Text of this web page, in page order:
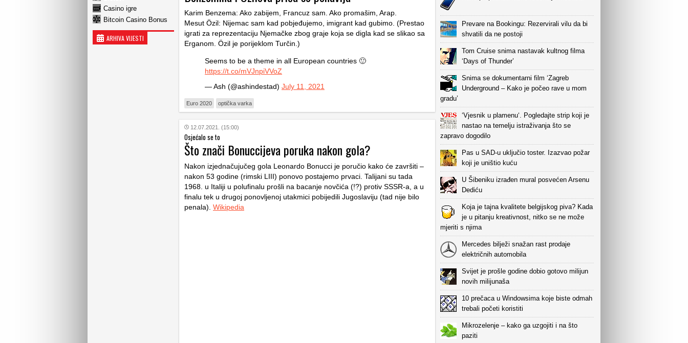
Casino igre
Bitcoin Casino Bonus
ARHIVA VIJESTI
Karim Benzema: Ako zabijem, Francuz sam. Ako promašim, Arap.
Mesut Özil: Nijemac sam kad pobjeđujemo, imigrant kad gubimo. (Prestao
igrati za reprezentaciju Njemačke zbog graje koja se digla kad se slikao sa
Erganom. Özil je porijeklom Turčin.)
Seems to be a theme in all European countries 🙂
https://t.co/mVJnpiVVoZ
— Ash (@ashindestad) July 11, 2021
Euro 2020 optička varka
12.07.2021. (15:00)
Osjećalo se to
Što znači Bonuccijeva poruka nakon gola?
Nakon izjednačujučeg gola Leonardo Bonucci je poručio kako će završiti –
nakon 53 godine (rimski LIII) ponovo postajemo prvaci. Talijani su tada
1968. u Italiji u polufinalu prošli na bacanje novčića (!?) protiv SSSR-a, a u
finalu tek u drugoj ponovljenoj utakmici pobijedili Jugoslaviju (tad nije bilo
penala). Wikipedia
Prevare na Bookingu: Rezervirali vilu da bi
shvatili da ne postoji
Tom Cruise snima nastavak kultnog filma
‘Days of Thunder’
Snima se dokumentarni film ‘Zagreb
Underground – Kako je počeo rave u mom
gradu’
‘Vjesnik u plamenu‘. Pogledajte strip koji je
nastao na temelju istraživanja što se
zapravo dogodilo
Pas u SAD-u uključio toster. Izazvao požar
koji je uništio kuću
U Šibeniku izrađen mural posvećen Arsenu
Dediću
Koja je tajna kvalitete belgijskog piva? Kada
je u pitanju kreativnost, nitko se ne može
mjeriti s njima
Mercedes bilježi snažan rast prodaje
električnih automobila
Svijet je prošle godine dobio gotovo milijun
novih milijunaša
10 prečaca u Windowsima koje biste odmah
trebali početi koristiti
Mikrozelenje – kako ga uzgojiti i na što
paziti